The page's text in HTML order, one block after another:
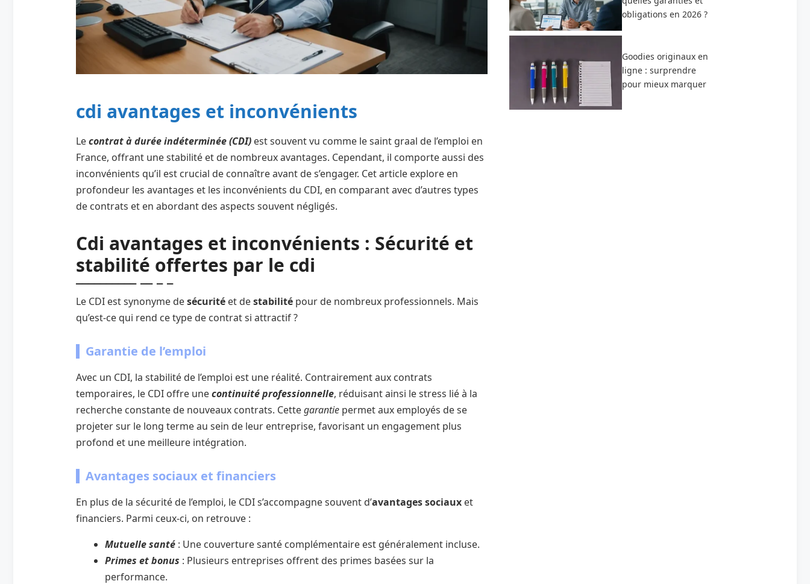
cdi avantages et inconvénients
Lecontrat à durée indéterminée (CDI) est souvent vu comme le saint graal de l’emploi en
France, offrant une stabilité et de nombreux avantages. Cependant, il comporte aussi des
inconvénients qu’il est crucial de connaître avant de s’engager. Cet article explore en
profondeur les avantages et les inconvénients du CDI, en comparant avec d’autres types
de contrats et en abordant des aspects souvent négligés.
Cdi avantages et inconvénients : Sécurité et
stabilité offertes par le cdi
Le CDI est synonyme desécurité et destabilité pour de nombreux professionnels. Mais
qu’est-ce qui rend ce type de contrat si attractif ?
Garantie de l’emploi
Avec un CDI, la stabilité de l’emploi est une réalité. Contrairement aux contrats
temporaires, le CDI offre unecontinuité professionnelle, réduisant ainsi le stress lié à la
recherche constante de nouveaux contrats. Cettegarantie permet aux employés de se
projeter sur le long terme au sein de leur entreprise, favorisant un engagement plus
profond et une meilleure intégration.
Avantages sociaux et financiers
En plus de la sécurité de l’emploi, le CDI s’accompagne souvent d’avantages sociaux et
financiers. Parmi ceux-ci, on retrouve :
Mutuelle santé : Une couverture santé complémentaire est généralement incluse.
Primes et bonus : Plusieurs entreprises offrent des primes basées sur la
performance.
obligations en 2026 ?
Goodies originaux en
ligne : surprendre
pour mieux marquer